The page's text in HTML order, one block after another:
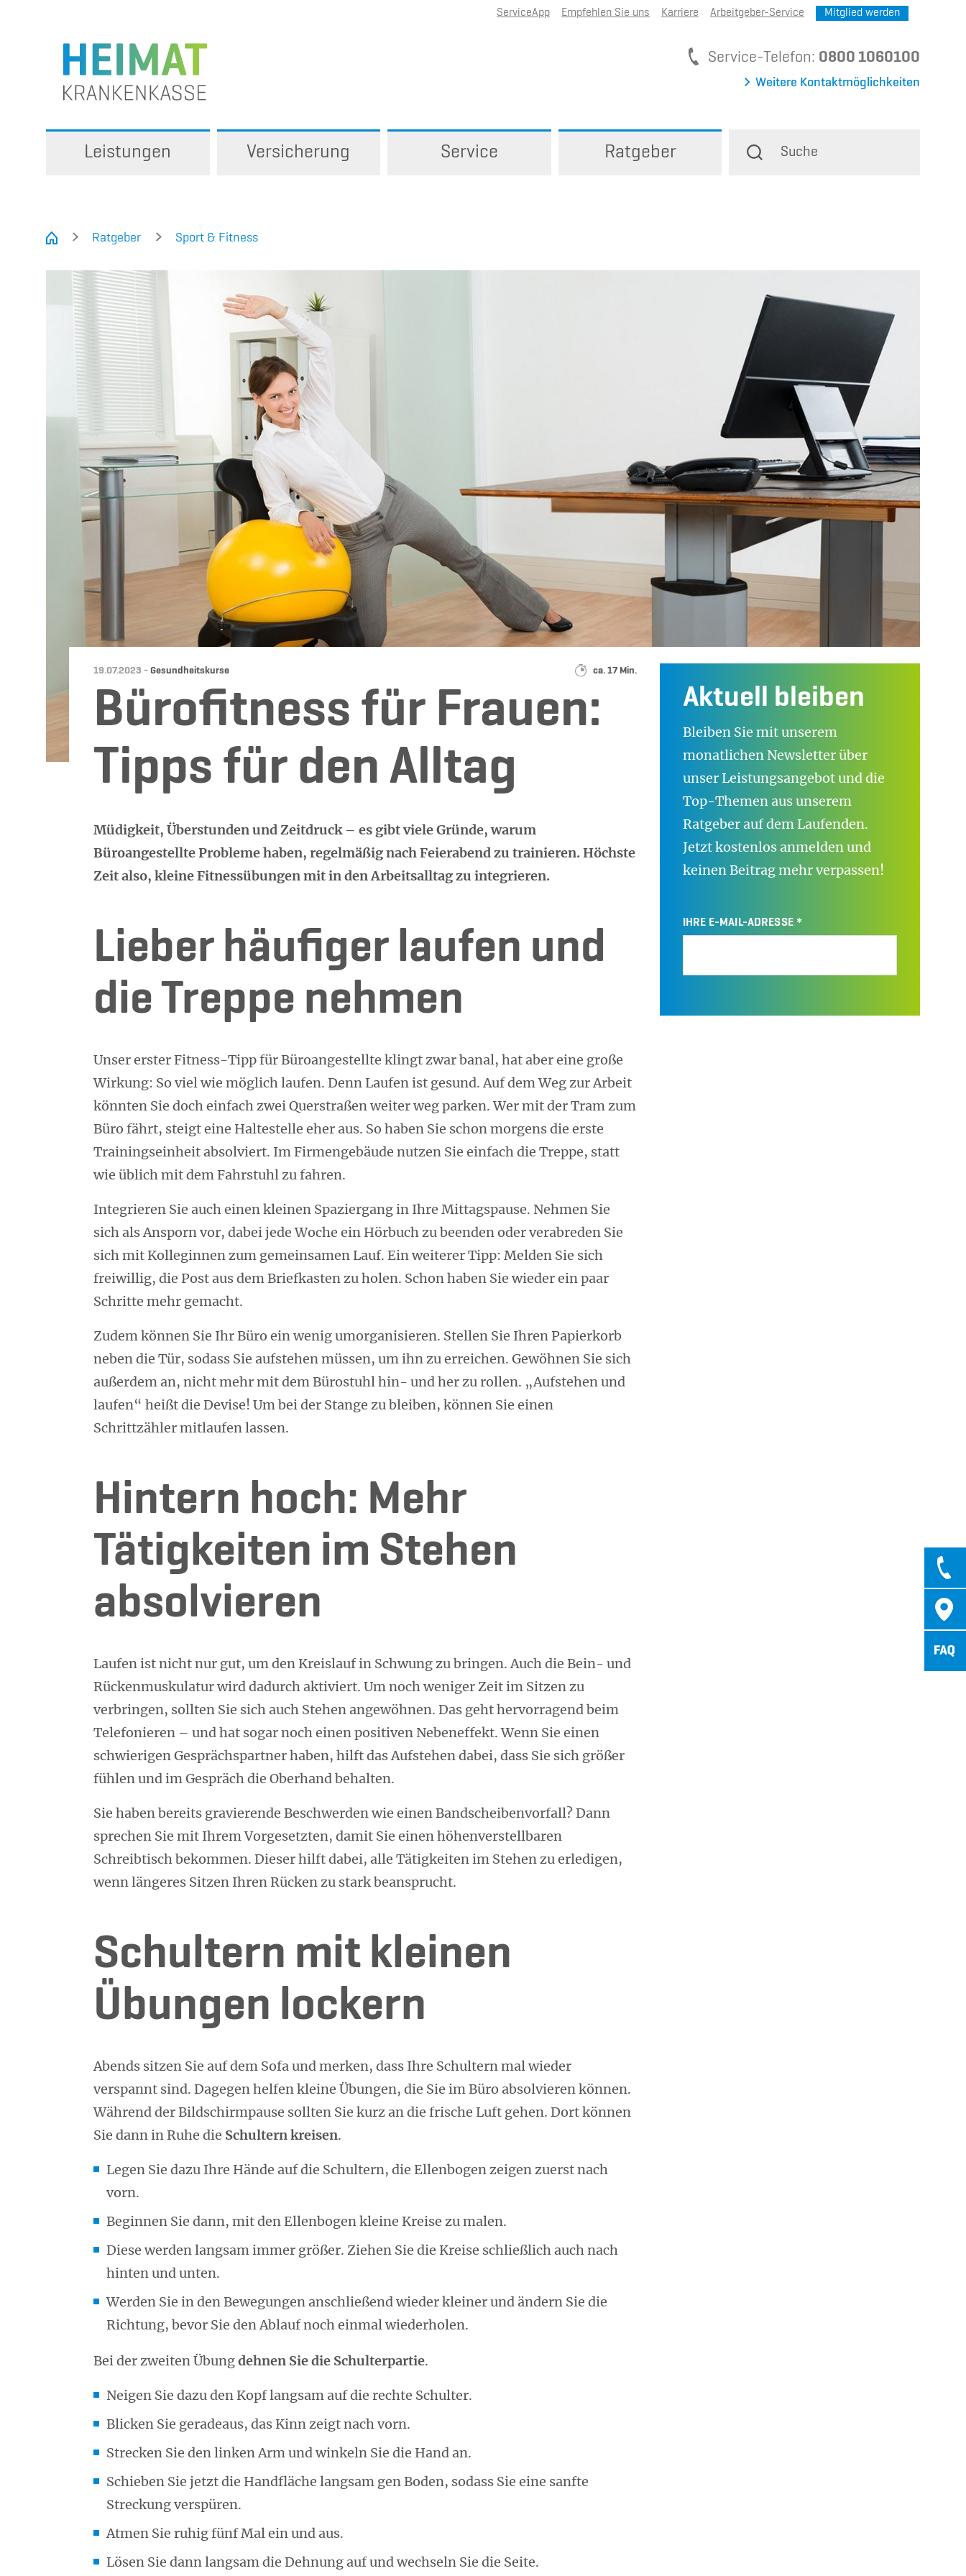
ServiceApp Empfehlen Sie uns Karriere Arbeitgeber-Service Mitglied werden
Service-Telefon: Service-Telefon
0800 1060100
Weitere Kontaktmöglichkeiten
Leistungen Versicherung Service Ratgeber Suche
Ratgeber Sport & Fitness
Datum:
19.07.2023 - Kategorie:
Gesundheitskurse Lesedauer:
ca. 17 Min.
Bürofitness für Frauen:
Tipps für den Alltag
Müdigkeit, Überstunden und Zeitdruck – es gibt viele Gründe, warum
Büroangestellte Probleme haben, regelmäßig nach Feierabend zu trainieren. Höchste
Zeit also, kleine Fitnessübungen mit in den Arbeitsalltag zu integrieren.
Lieber häufiger laufen und
die Treppe nehmen
Unser erster Fitness-Tipp für Büroangestellte klingt zwar banal, hat aber eine große
Wirkung: So viel wie möglich laufen. Denn Laufen ist gesund. Auf dem Weg zur Arbeit
könnten Sie doch einfach zwei Querstraßen weiter weg parken. Wer mit der Tram zum
Büro fährt, steigt eine Haltestelle eher aus. So haben Sie schon morgens die erste
Trainingseinheit absolviert. Im Firmengebäude nutzen Sie einfach die Treppe, statt
wie üblich mit dem Fahrstuhl zu fahren.
Integrieren Sie auch einen kleinen Spaziergang in Ihre Mittagspause. Nehmen Sie
sich als Ansporn vor, dabei jede Woche ein Hörbuch zu beenden oder verabreden Sie
sich mit Kolleginnen zum gemeinsamen Lauf. Ein weiterer Tipp: Melden Sie sich
freiwillig, die Post aus dem Briefkasten zu holen. Schon haben Sie wieder ein paar
Schritte mehr gemacht.
Zudem können Sie Ihr Büro ein wenig umorganisieren. Stellen Sie Ihren Papierkorb
neben die Tür, sodass Sie aufstehen müssen, um ihn zu erreichen. Gewöhnen Sie sich
außerdem an, nicht mehr mit dem Bürostuhl hin- und her zu rollen. „Aufstehen und
laufen“ heißt die Devise! Um bei der Stange zu bleiben, können Sie einen
Schrittzähler mitlaufen lassen.
Hintern hoch: Mehr
Tätigkeiten im Stehen
absolvieren
Laufen ist nicht nur gut, um den Kreislauf in Schwung zu bringen. Auch die Bein- und
Rückenmuskulatur wird dadurch aktiviert. Um noch weniger Zeit im Sitzen zu
verbringen, sollten Sie sich auch Stehen angewöhnen. Das geht hervorragend beim
Telefonieren – und hat sogar noch einen positiven Nebeneffekt. Wenn Sie einen
schwierigen Gesprächspartner haben, hilft das Aufstehen dabei, dass Sie sich größer
fühlen und im Gespräch die Oberhand behalten.
Sie haben bereits gravierende Beschwerden wie einen Bandscheibenvorfall? Dann
sprechen Sie mit Ihrem Vorgesetzten, damit Sie einen höhenverstellbaren
Schreibtisch bekommen. Dieser hilft dabei, alle Tätigkeiten im Stehen zu erledigen,
wenn längeres Sitzen Ihren Rücken zu stark beansprucht.
Schultern mit kleinen
Übungen lockern
Abends sitzen Sie auf dem Sofa und merken, dass Ihre Schultern mal wieder
verspannt sind. Dagegen helfen kleine Übungen, die Sie im Büro absolvieren können.
Während der Bildschirmpause sollten Sie kurz an die frische Luft gehen. Dort können
Sie dann in Ruhe die Schultern kreisen.
Legen Sie dazu Ihre Hände auf die Schultern, die Ellenbogen zeigen zuerst nach
vorn.
Beginnen Sie dann, mit den Ellenbogen kleine Kreise zu malen.
Diese werden langsam immer größer. Ziehen Sie die Kreise schließlich auch nach
hinten und unten.
Werden Sie in den Bewegungen anschließend wieder kleiner und ändern Sie die
Richtung, bevor Sie den Ablauf noch einmal wiederholen.
Bei der zweiten Übungdehnen Sie die Schulterpartie.
Neigen Sie dazu den Kopf langsam auf die rechte Schulter.
Blicken Sie geradeaus, das Kinn zeigt nach vorn.
Strecken Sie den linken Arm und winkeln Sie die Hand an.
Schieben Sie jetzt die Handfläche langsam gen Boden, sodass Sie eine sanfte
Streckung verspüren.
Atmen Sie ruhig fünf Mal ein und aus.
Lösen Sie dann langsam die Dehnung auf und wechseln Sie die Seite.
Aktuell bleiben
Bleiben Sie mit unserem
monatlichen Newsletter über
unser Leistungsangebot und die
Top-Themen aus unserem
Ratgeber auf dem Laufenden.
Jetzt kostenlos anmelden und
keinen Beitrag mehr verpassen!
IHRE E-MAIL-ADRESSE